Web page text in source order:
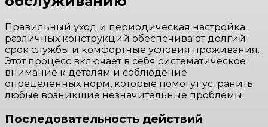
Правильный уход и периодическая настройка
различных конструкций обеспечивают долгий
срок службы и комфортные условия проживания.
Этот процесс включает в себя систематическое
внимание к деталям и соблюдение
определенных норм, которые помогут устранить
любые возникшие незначительные проблемы.
Последовательность действий